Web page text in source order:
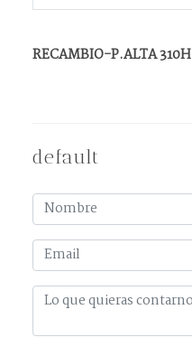
RECAMBIO-P.ALTA 310H
default